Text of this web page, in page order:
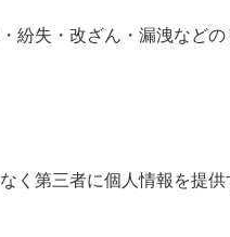
紛失・改ざん・漏洩など
第三者に個人情報を提供